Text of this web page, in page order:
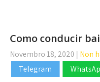
Como conducir
Novembro 18, 2020 | Non
Telegram